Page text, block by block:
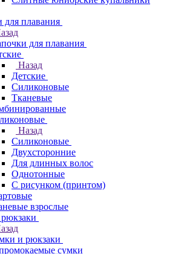
плавания
для плавания
Назад
Детские
Силиконовые
Тканевые
Назад
Силиконовые
Двухсторонние
Для длинных волос
Однотонные
С рисунком (принтом)
взрослые
и рюкзаки
сумки